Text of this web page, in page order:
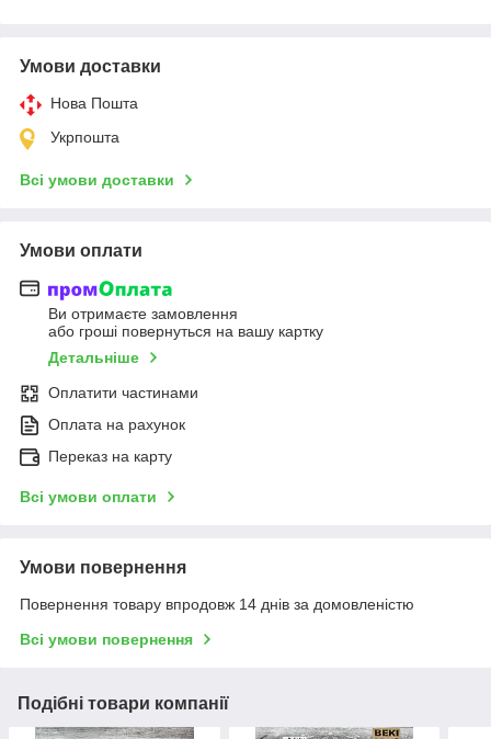
Умови доставки
Нова Пошта
Укрпошта
Всі умови доставки
Умови оплати
Ви отримаєте замовлення
або гроші повернуться на вашу картку
Детальніше
Оплатити частинами
Оплата на рахунок
Переказ на карту
Всі умови оплати
Умови повернення
Повернення товару впродовж 14 днів за домовленістю
Всі умови повернення
Подібні товари компанії